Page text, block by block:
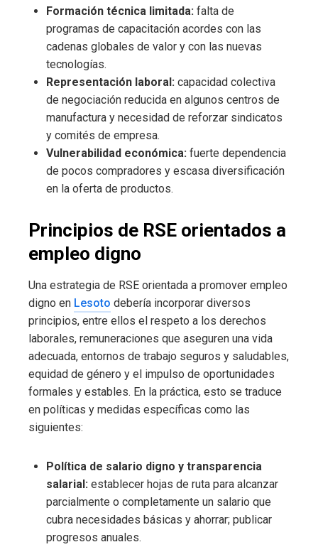
Formación técnica limitada: falta de
programas de capacitación acordes con las
cadenas globales de valor y con las nuevas
tecnologías.
Representación laboral: capacidad colectiva
de negociación reducida en algunos centros de
manufactura y necesidad de reforzar sindicatos
y comités de empresa.
Vulnerabilidad económica: fuerte dependencia
de pocos compradores y escasa diversificación
en la oferta de productos.
Principios de RSE orientados a
empleo digno
Una estrategia de RSE orientada a promover empleo
digno en Lesoto debería incorporar diversos
principios, entre ellos el respeto a los derechos
laborales, remuneraciones que aseguren una vida
adecuada, entornos de trabajo seguros y saludables,
equidad de género y el impulso de oportunidades
formales y estables. En la práctica, esto se traduce
en políticas y medidas específicas como las
siguientes:
Política de salario digno y transparencia
salarial: establecer hojas de ruta para alcanzar
parcialmente o completamente un salario que
cubra necesidades básicas y ahorrar; publicar
progresos anuales.